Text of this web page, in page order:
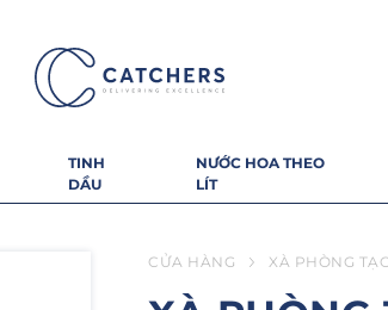
TINH
DẦU
NƯỚC HOA THEO
LÍT
CỬA HÀNG XÀ PHÒNG